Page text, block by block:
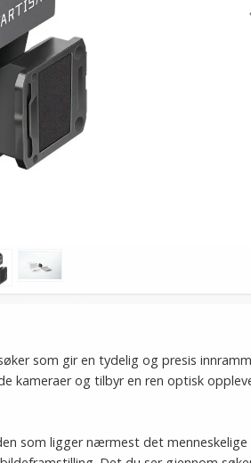
som gir en tydelig og presis
kameraer og tilbyr en ren optisk
som ligger nærmest det menneskelige